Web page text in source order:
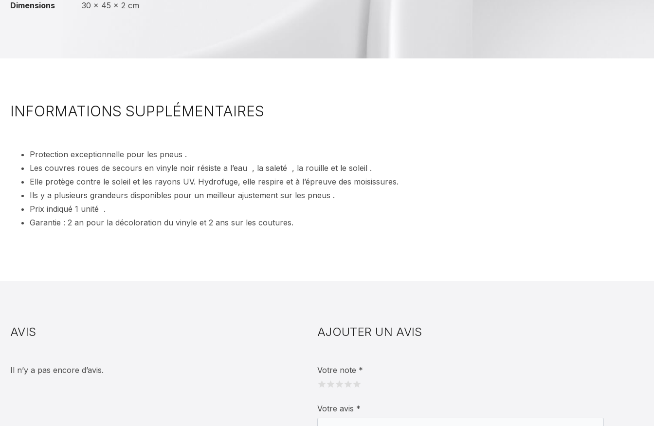
Dimensions
30 × 45 × 2 cm
INFORMATIONS SUPPLÉMENTAIRES
Protection exceptionnelle pour les pneus .
Les couvres roues de secours en vinyle noir résiste a l’eau , la saleté , la rouille et le soleil .
Elle protège contre le soleil et les rayons UV. Hydrofuge, elle respire et à l’épreuve des moisissures.
Ils y a plusieurs grandeurs disponibles pour un meilleur ajustement sur les pneus .
Prix indiqué 1 unité .
Garantie : 2 an pour la décoloration du vinyle et 2 ans sur les coutures.
AVIS
Il n’y a pas encore d’avis.
AJOUTER UN AVIS
Votre note *
Votre avis *